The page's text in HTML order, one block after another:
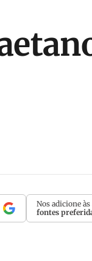
Nos adicione às
fontes